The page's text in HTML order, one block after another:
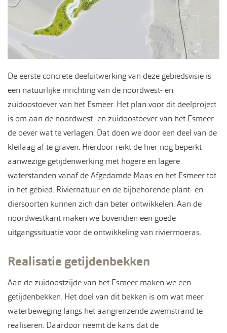
De eerste concrete deeluitwerking van deze gebiedsvisie is
een natuurlijke inrichting van de noordwest- en
zuidoostoever van het Esmeer. Het plan voor dit deelproject
is om aan de noordwest- en zuidoostoever van het Esmeer
de oever wat te verlagen. Dat doen we door een deel van de
kleilaag af te graven. Hierdoor reikt de hier nog beperkt
aanwezige getijdenwerking met hogere en lagere
waterstanden vanaf de Afgedamde Maas en het Esmeer tot
in het gebied. Riviernatuur en de bijbehorende plant- en
diersoorten kunnen zich dan beter ontwikkelen. Aan de
noordwestkant maken we bovendien een goede
uitgangssituatie voor de ontwikkeling van riviermoeras.
Realisatie getijdenbekken
Aan de zuidoostzijde van het Esmeer maken we een
getijdenbekken. Het doel van dit bekken is om wat meer
waterbeweging langs het aangrenzende zwemstrand te
realiseren. Daardoor neemt de kans dat de